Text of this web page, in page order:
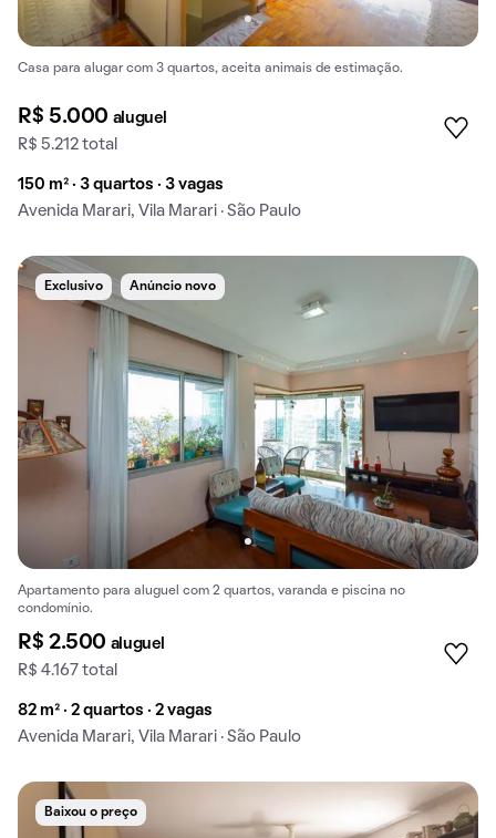
Casa para alugar com 3 quartos, aceita animais de estimação.
R$ 5.000 aluguel
R$ 5.212 total
150 m² · 3 quartos · 3 vagas
Avenida Marari, Vila Marari · São Paulo
Exclusivo Anúncio novo
Apartamento para aluguel com 2 quartos, varanda e piscina no
condomínio.
R$ 2.500 aluguel
R$ 4.167 total
82 m² · 2 quartos · 2 vagas
Avenida Marari, Vila Marari · São Paulo
Baixou o preço